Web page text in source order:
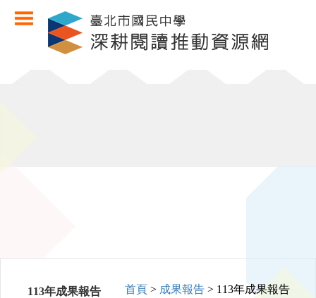
113年成果報告 首頁> 成果報告> 113年成果報告